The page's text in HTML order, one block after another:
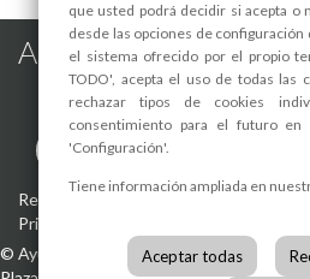
Alhama de Murcia en
Registro de actividades de tratamiento
Privacidad
© Ayuntamiento de Alhama de Murcia
que usted podrá decidir si acepta o
desde las opciones de configuración
el sistema ofrecido por el propio
TODO', acepta el uso de todas las
rechazar tipos de cookies
consentimiento para el futuro en
'Configuración'.
Tiene información ampliada en
Aceptar todas